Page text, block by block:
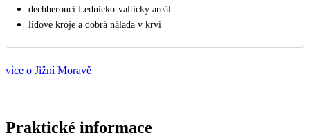
dechberoucí Lednicko-valtický areál
lidové kroje a dobrá nálada v krvi
více o Jižní Moravě
Praktické informace